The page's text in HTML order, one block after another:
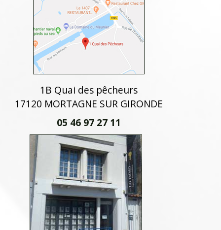
1B Quai des pêcheurs
17120 MORTAGNE SUR GIRONDE
05 46 97 27 11